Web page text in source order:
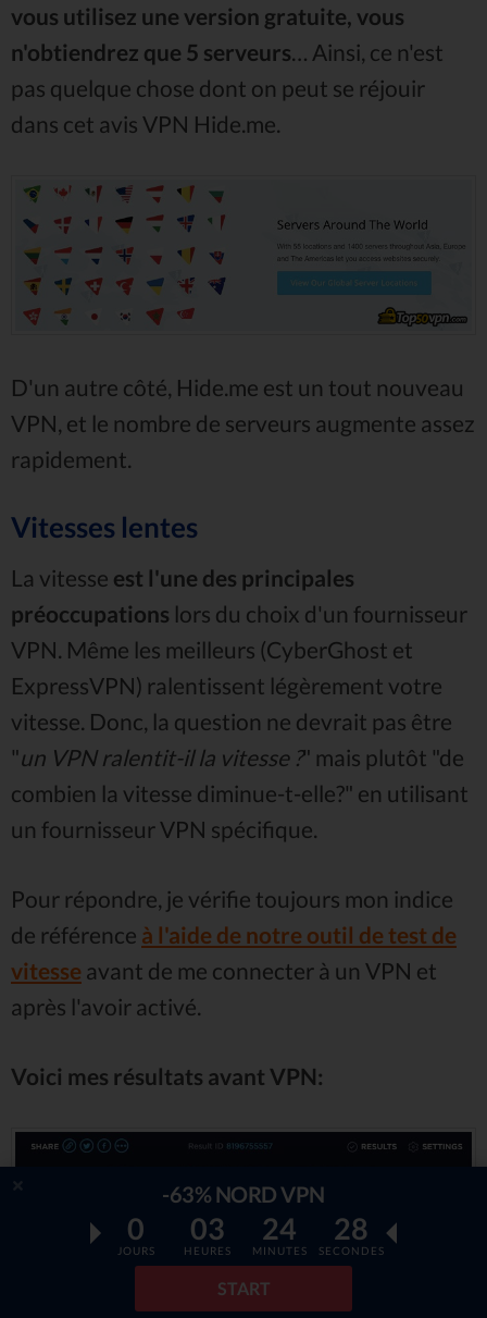
vous utilisez une version gratuite, vous
n'obtiendrez que 5 serveurs … Ainsi, ce n'est
pas quelque chose dont on peut se réjouir
dans cet avis VPN Hide.me.
D'un autre côté, Hide.me est un tout nouveau
VPN, et le nombre de serveurs augmente assez
rapidement.
Vitesses lentes
La vitesse est l'une des principales
préoccupations lors du choix d'un fournisseur
VPN. Même les meilleurs (CyberGhost et
ExpressVPN) ralentissent légèrement votre
vitesse. Donc, la question ne devrait pas être
"un VPN ralentit-il la vitesse ?" mais plutôt "de
combien la vitesse diminue-t-elle?" en utilisant
un fournisseur VPN spécifique.
Pour répondre, je vérifie toujours mon indice
de référence à l'aide de notre outil de test de
vitesse avant de me connecter à un VPN et
après l'avoir activé.
Voici mes résultats avant VPN:
Et voici après la connexion au serveur de l'UE
-63% NORD VPN
0
JOURS
03
HEURES
24
MINUTES
27
SECONDES
START